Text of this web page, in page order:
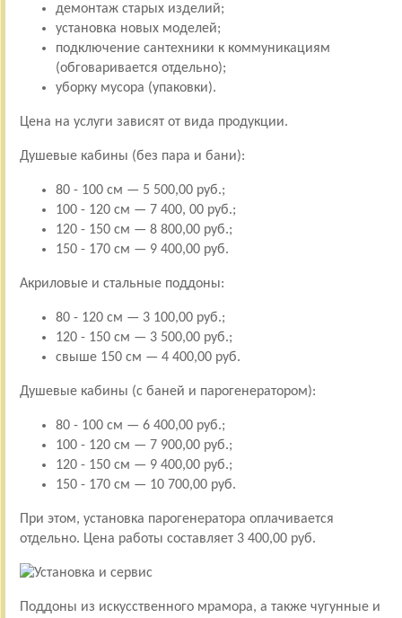
демонтаж старых изделий;
установка новых моделей;
подключение сантехники к коммуникациям
(обговаривается отдельно);
уборку мусора (упаковки).
Цена на услуги зависят от вида продукции.
Душевые кабины (без пара и бани):
80 - 100 см — 5 500,00 руб.;
100 - 120 см — 7 400, 00 руб.;
120 - 150 см — 8 800,00 руб.;
150 - 170 см — 9 400,00 руб.
Акриловые и стальные поддоны:
80 - 120 см — 3 100,00 руб.;
120 - 150 см — 3 500,00 руб.;
свыше 150 см — 4 400,00 руб.
Душевые кабины (с баней и парогенератором):
80 - 100 см — 6 400,00 руб.;
100 - 120 см — 7 900,00 руб.;
120 - 150 см — 9 400,00 руб.;
150 - 170 см — 10 700,00 руб.
При этом, установка парогенератора оплачивается
отдельно. Цена работы составляет 3 400,00 руб.
Поддоны из искусственного мрамора, а также чугунные и